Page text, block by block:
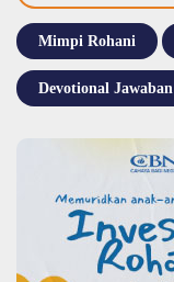
Mimpi Rohani
Devotional Jawaban